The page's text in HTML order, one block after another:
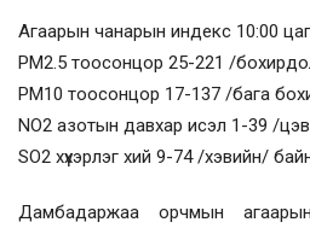
Агаарын чанарын индекс 10:00
PM2.5 тоосонцор 25-221 /
PM10 тоосонцор 17-137 /бага
NO2 азотын давхар исэл 1-39 /
SO2 хүхэрлэг хий 9-74 /хэвийн/
Дамбадаржаа орчмын